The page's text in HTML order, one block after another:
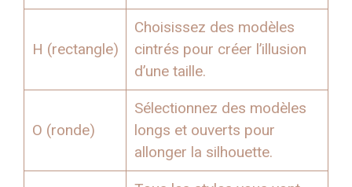
H (rectangle)
Choisissez des modèles
cintrés pour créer l’illusion
d’une taille.
O (ronde)
Sélectionnez des modèles
longs et ouverts pour
allonger la silhouette.